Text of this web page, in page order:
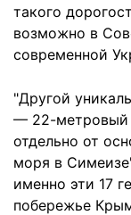
такого
возможно в
современной
"Другой
— 22-метровый
отдельно от
моря в
именно эти 17
побережье